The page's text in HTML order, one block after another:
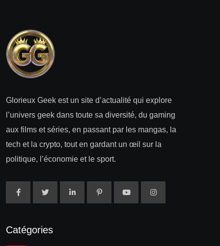
Glorieux Geek est un site d’actualité qui explore
l’univers geek dans toute sa diversité, du gaming
aux films et séries, en passant par les mangas, la
tech et la crypto, tout en gardant un œil sur la
politique, l’économie et le sport.
Catégories